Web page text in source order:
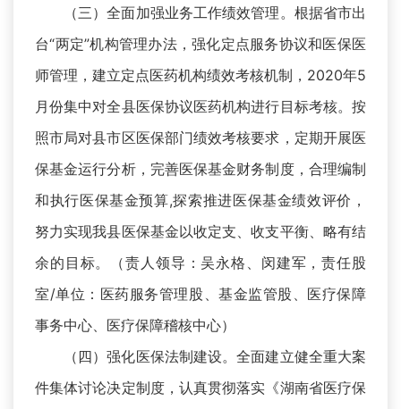
（三）全面加强业务工作绩效管理。根据省市出
台“两定”机构管理办法，强化定点服务协议和医保医
师管理，建立定点医药机构绩效考核机制，2020年5
月份集中对全县医保协议医药机构进行目标考核。按
照市局对县市区医保部门绩效考核要求，定期开展医
保基金运行分析，完善医保基金财务制度，合理编制
和执行医保基金预算,探索推进医保基金绩效评价，
努力实现我县医保基金以收定支、收支平衡、略有结
余的目标。（责人领导：吴永格、闵建军，责任股
室/单位：医药服务管理股、基金监管股、医疗保障
事务中心、医疗保障稽核中心）
（四）强化医保法制建设。全面建立健全重大案
件集体讨论决定制度，认真贯彻落实《湖南省医疗保